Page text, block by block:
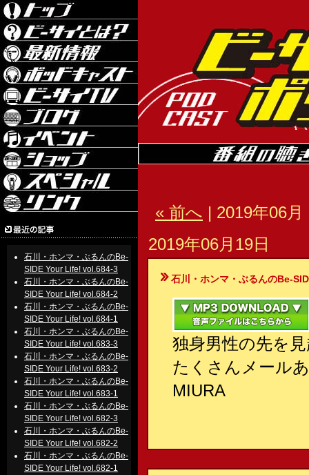
石川・ホンマ・ぶるんのBe-
SIDE Your Life! vol.684-3
石川・ホンマ・ぶるんのBe-
SIDE Your Life! vol.684-2
石川・ホンマ・ぶるんのBe-
SIDE Your Life! vol.684-1
石川・ホンマ・ぶるんのBe-
SIDE Your Life! vol.683-3
石川・ホンマ・ぶるんのBe-
SIDE Your Life! vol.683-2
石川・ホンマ・ぶるんのBe-
SIDE Your Life! vol.683-1
石川・ホンマ・ぶるんのBe-
SIDE Your Life! vol.682-3
石川・ホンマ・ぶるんのBe-
SIDE Your Life! vol.682-2
石川・ホンマ・ぶるんのBe-
SIDE Your Life! vol.682-1
« 前へ | 2019年06
2019年06月19日
石川・ホンマ・ぶるんのBe-
独身男性の先を
たくさんメール
MIURA